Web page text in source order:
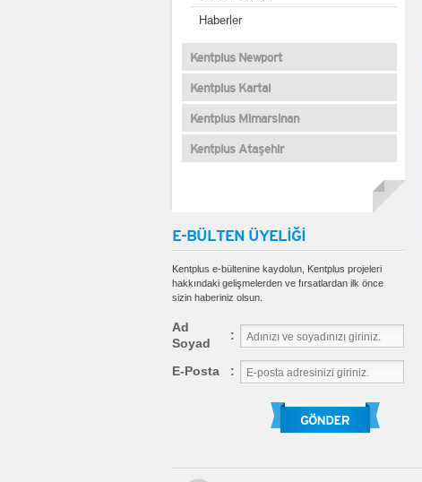
Haberler
Kentplus Newport
Kentplus Kartal
Kentplus Mimarsinan
Kentplus Ataşehir
E-BÜLTEN ÜYELİĞİ
Kentplus e-bültenine kaydolun, Kentplus projeleri
hakkındaki gelişmelerden ve fırsatlardan ilk önce
sizin haberiniz olsun.
Ad
Soyad
:
E-Posta :